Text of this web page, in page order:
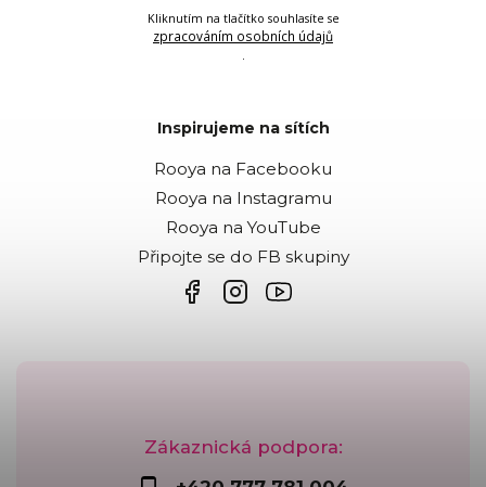
Zákaznická podpora:
Kliknutím na tlačítko souhlasíte se
zpracováním osobních údajů
.
Inspirujeme na sítích
Rooya na Facebooku
Rooya na Instagramu
Rooya na YouTube
Připojte se do FB skupiny